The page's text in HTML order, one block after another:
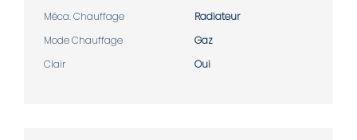
Méca. Chauffage
Radiateur
Mode Chauffage
Gaz
Clair
Oui